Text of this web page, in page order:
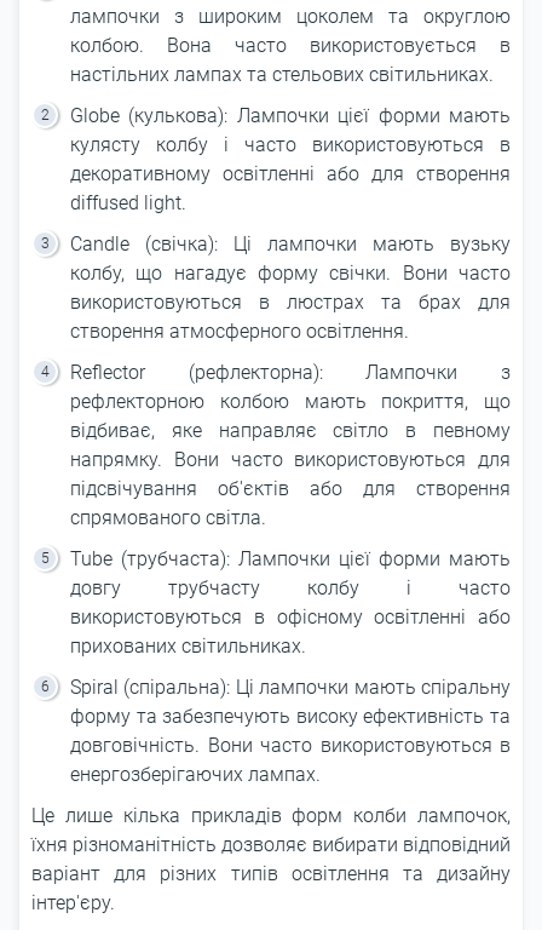
лампочки з широким цоколем та округлою
колбою. Вона часто використовується в
настільних лампах та стельових світильниках.
Globe (кулькова): Лампочки цієї форми мають
кулясту колбу і часто використовуються в
декоративному освітленні або для створення
diffused light.
Candle (свічка): Ці лампочки мають вузьку
колбу, що нагадує форму свічки. Вони часто
використовуються в люстрах та брах для
створення атмосферного освітлення.
Reflector (рефлекторна): Лампочки з
рефлекторною колбою мають покриття, що
відбиває, яке направляє світло в певному
напрямку. Вони часто використовуються для
підсвічування об'єктів або для створення
спрямованого світла.
Tube (трубчаста): Лампочки цієї форми мають
довгу трубчасту колбу і часто
використовуються в офісному освітленні або
прихованих світильниках.
Spiral (спіральна): Ці лампочки мають спіральну
форму та забезпечують високу ефективність та
довговічність. Вони часто використовуються в
енергозберігаючих лампах.
Це лише кілька прикладів форм колби лампочок,
їхня різноманітність дозволяє вибирати відповідний
варіант для різних типів освітлення та дизайну
інтер'єру.